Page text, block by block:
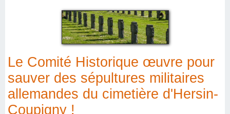
Le Comité Historique œuvre pour
sauver des sépultures militaires
allemandes du cimetière d'Hersin-
Coupigny !